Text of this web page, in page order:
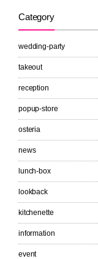
Category
wedding-party
takeout
reception
popup-store
osteria
news
lunch-box
lookback
kitchenette
information
event